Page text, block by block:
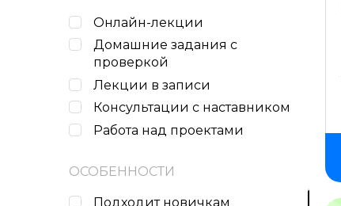
Онлайн-лекции
Домашние задания c
проверкой
Лекции в записи
Консультации с наставником
Работа над проектами
ОСОБЕННОСТИ
Подходит новичкам